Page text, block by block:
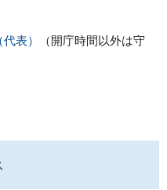
（代表）
（開庁時間以外は守